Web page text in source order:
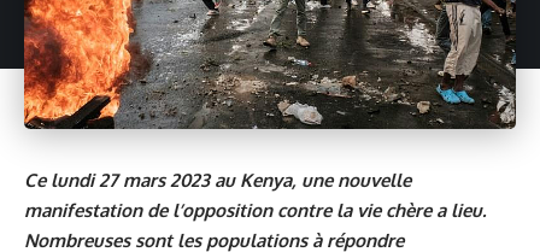
Ce lundi 27 mars 2023 au Kenya, une nouvelle
manifestation de l’opposition contre la vie chère a lieu.
Nombreuses sont les populations à répondre